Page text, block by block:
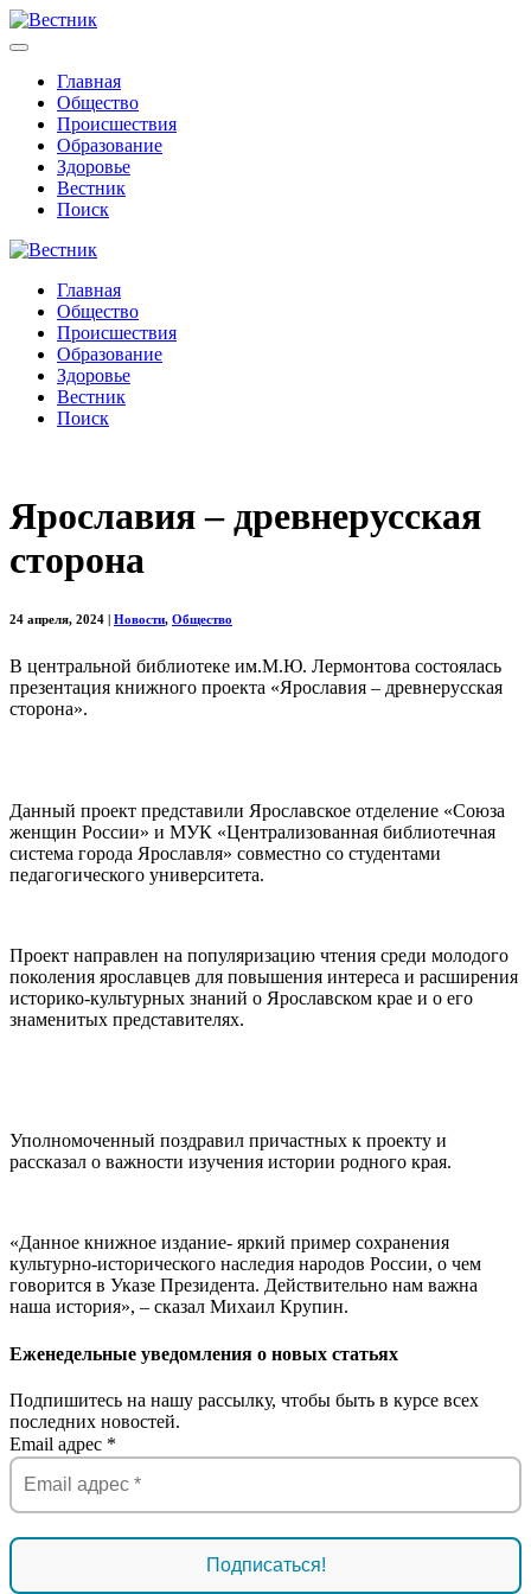
Главная
Общество
Происшествия
Образование
Здоровье
Вестник
Поиск
Главная
Общество
Происшествия
Образование
Здоровье
Вестник
Поиск
Ярославия – древнерусская
сторона
24 апреля, 2024 Новости, Общество
В центральной библиотеке им.М.Ю. Лермонтова состоялась
презентация книжного проекта «Ярославия – древнерусская
сторона».
Данный проект представили Ярославское отделение «Союза
женщин России» и МУК «Централизованная библиотечная
система города Ярославля» совместно со студентами
педагогического университета.
Проект направлен на популяризацию чтения среди молодого
поколения ярославцев для повышения интереса и расширения
историко-культурных знаний о Ярославском крае и о его
знаменитых представителях.
Уполномоченный поздравил причастных к проекту и
рассказал о важности изучения истории родного края.
«Данное книжное издание- яркий пример сохранения
культурно-исторического наследия народов России, о чем
говорится в Указе Президента. Действительно нам важна
наша история», – сказал Михаил Крупин.
Еженедельные уведомления о новых статьях
Подпишитесь на нашу рассылку, чтобы быть в курсе всех
последних новостей.
Email адрес *